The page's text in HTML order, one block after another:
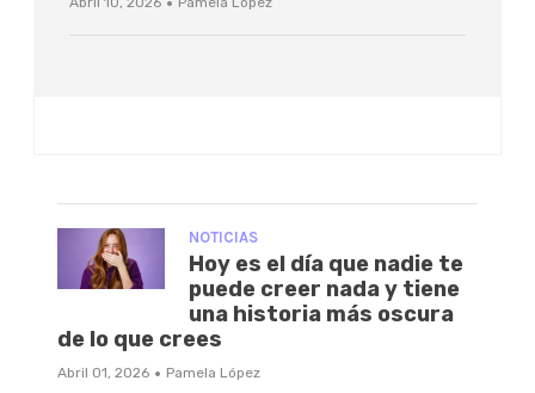
NOTICIAS
Hoy es el día que nadie te
puede creer nada y tiene
una historia más oscura
de lo que crees
Abril 01, 2026 · Pamela López